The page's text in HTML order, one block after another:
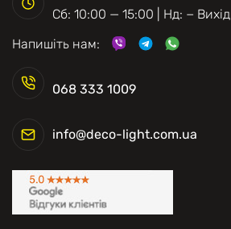
068 333 1009
info@deco-light.com.ua
Сб: 10:00 — 15:00 | Нд: −
Напишіть нам: